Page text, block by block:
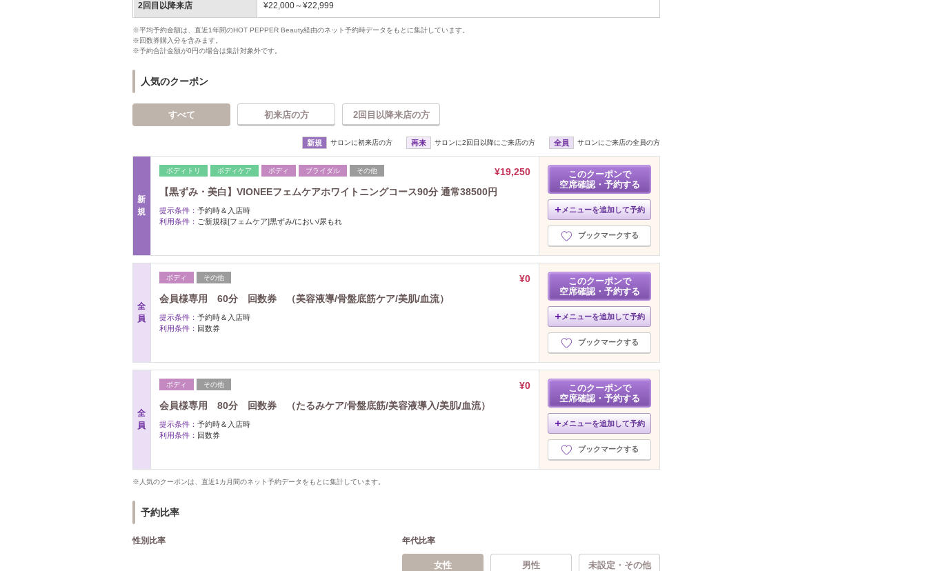
2回目以降来店 ¥22,000～¥22,999
※平均予約金額は、直近1年間のHOT PEPPER Beauty経由のネット予約時データをもとに集計しています。
※回数券購入分を含みます。
※予約合計金額が0円の場合は集計対象外です。
人気のクーポン
すべて 初来店の方 2回目以降来店の方
新規 サロンに初来店の方 再来 サロンに2回目以降にご来店の方 全員 サロンにご来店の全員の方
新
規
ボディトリ ボディケア ボディ ブライダル その他
¥19,250
【黒ずみ・美白】VIONEEフェムケアホワイトニングコース90分 通常38500円
提示条件： 予約時＆入店時
利用条件： ご新規様[フェムケア]黒ずみ/におい/尿もれ
このクーポンで
空席確認・予約する
メニューを追加して予約
ブックマークする
全
員
ボディ その他
¥0
会員様専用 60分 回数券 （美容液導/骨盤底筋ケア/美肌/血流）
提示条件： 予約時＆入店時
利用条件： 回数券
このクーポンで
空席確認・予約する
メニューを追加して予約
ブックマークする
全
員
ボディ その他
¥0
会員様専用 80分 回数券 （たるみケア/骨盤底筋/美容液導入/美肌/血流）
提示条件： 予約時＆入店時
利用条件： 回数券
このクーポンで
空席確認・予約する
メニューを追加して予約
ブックマークする
※人気のクーポンは、直近1カ月間のネット予約データをもとに集計しています。
予約比率
性別比率 年代比率
女性 男性 未設定・その他